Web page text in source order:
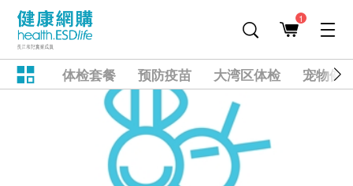
1
体检套餐 预防疫苗 大湾区体检 宠物健